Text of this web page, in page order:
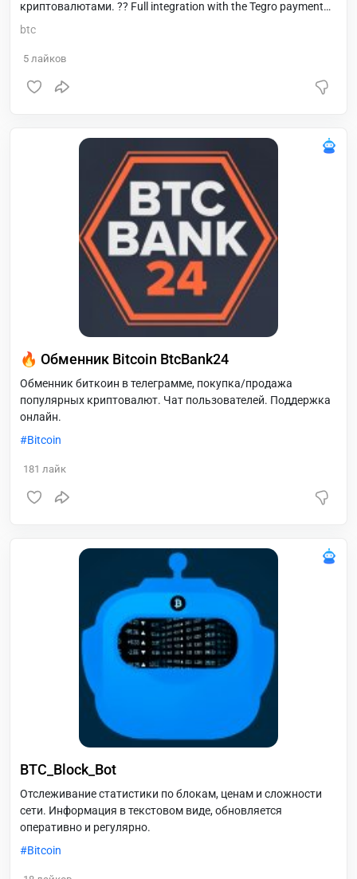
криптовалютами. ?? Full integration with the Tegro payment
system to accept payments in Toncoin. Affiliate program inside
payments in cryptocurrency. Deposit system, with support for
payment system aggregator. Multi-language support: English
btc
5 лайков
🔥 Обменник Bitcoin BtcBank24
Обменник биткоин в телеграмме, покупка/продажа
популярных криптовалют. Чат пользователей. Поддержка
онлайн.
Bitcoin
181 лайк
BTC_Block_Bot
Отслеживание статистики по блокам, ценам и сложности
сети. Информация в текстовом виде, обновляется
оперативно и регулярно.
Bitcoin